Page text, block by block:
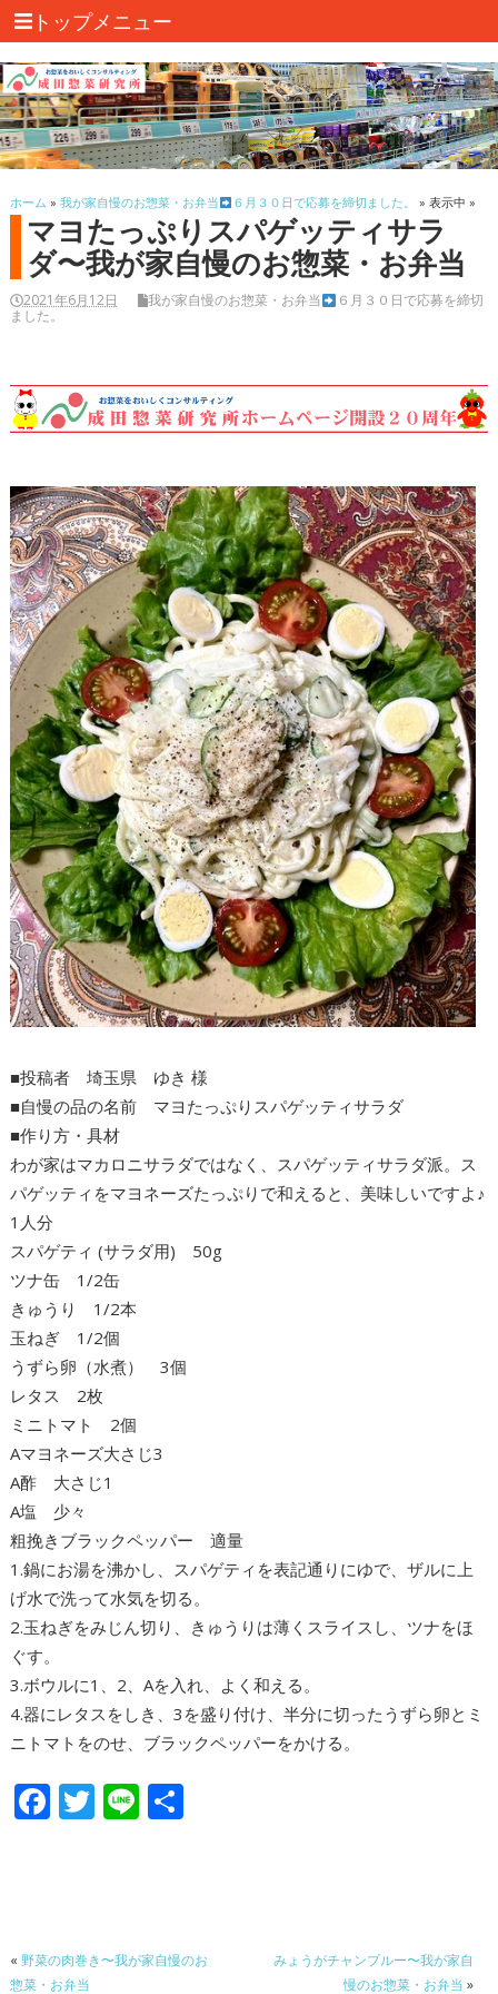
トップメニュー
ホーム » 我が家自慢のお惣菜・お弁当 ６月３０日で応募を締切ました。 » 表示中 »
マヨたっぷりスパゲッティサラ
ダ〜我が家自慢のお惣菜・お弁当
2021年6月12日 我が家自慢のお惣菜・お弁当
６月３０日で応募を締切
ました。
■投稿者 埼玉県 ゆき 様
■自慢の品の名前 マヨたっぷりスパゲッティサラダ
■作り方・具材
わが家はマカロニサラダではなく、スパゲッティサラダ派。ス
パゲッティをマヨネーズたっぷりで和えると、美味しいですよ♪
1人分
スパゲティ (サラダ用) 50g
ツナ缶 1/2缶
きゅうり 1/2本
玉ねぎ 1/2個
うずら卵（水煮） 3個
レタス 2枚
ミニトマト 2個
Aマヨネーズ大さじ3
A酢 大さじ1
A塩 少々
粗挽きブラックペッパー 適量
1.鍋にお湯を沸かし、スパゲティを表記通りにゆで、ザルに上
げ水で洗って水気を切る。
2.玉ねぎをみじん切り、きゅうりは薄くスライスし、ツナをほ
ぐす。
3.ボウルに1、2、Aを入れ、よく和える。
4.器にレタスをしき、3を盛り付け、半分に切ったうずら卵とミ
ニトマトをのせ、ブラックペッパーをかける。
F
o
o
T Li 共
« 野菜の肉巻き〜我が家自慢のお
惣菜・お弁当
みょうがチャンプルー〜我が家自
慢のお惣菜・お弁当 »